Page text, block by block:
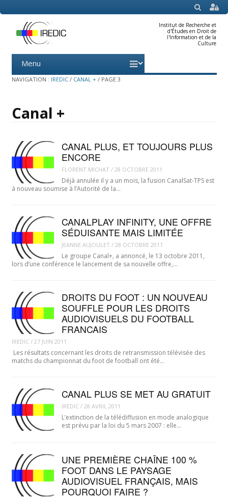
SEARCH
Institut de Recherche et
d'Études en Droit de
l'Information et de la
Culture
Menu
content
NAVIGATION : IREDIC / CANAL + / PAGE 3
Canal +
CANAL PLUS, ET TOUJOURS PLUS
ENCORE
FLORENT.MICHAT / 28 OCTOBRE 2011
Déjà annulée il y a un mois, la fusion CanalSat-TPS est
à nouveau soumise à l’Autorité de la…
CANALPLAY INFINITY, UNE OFFRE
SÉDUISANTE MAIS LIMITÉE
JEANNE.AUJOULET / 28 OCTOBRE 2011
Le groupe Canal+, a annoncé, le 13 octobre 2011,
lors d’une conférence le lancement de sa nouvelle offre,…
DROITS DU FOOT : UN NOUVEAU
SOUFFLE POUR LES DROITS
AUDIOVISUELS DU FOOTBALL
FRANCAIS
IREDIC/ 27 JUIN 2011
Les résultats concernant les droits de retransmission télévisée des
matchs du championnat du foot de football ont été…
CANAL PLUS SE MET AU GRATUIT
IREDIC/ 28 AVRIL 2011
L’extinction de la télédiffusion en mode analogique
est prévu par la loi du 5 mars 2007 : elle…
UNE PREMIÈRE CHAÎNE 100 %
FOOT DANS LE PAYSAGE
AUDIOVISUEL FRANÇAIS, MAIS
POURQUOI FAIRE ?